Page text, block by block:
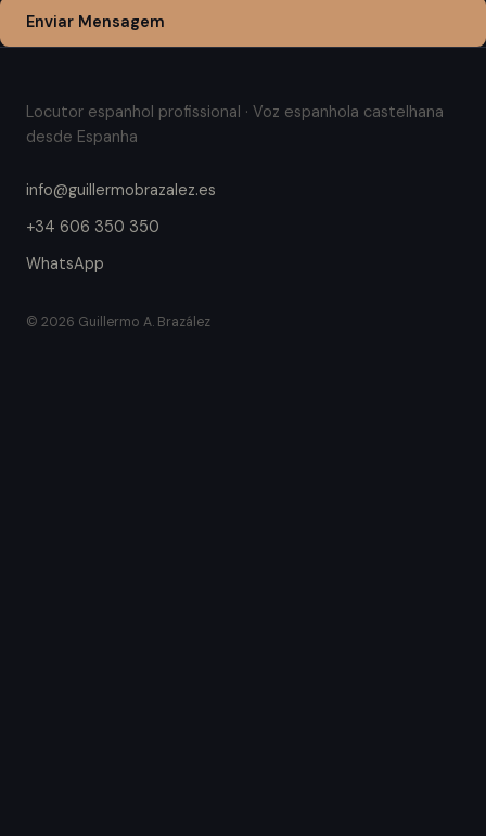
Enviar Mensagem
Locutor espanhol profissional · Voz espanhola castelhana
desde Espanha
info@guillermobrazalez.es
+34 606 350 350
WhatsApp
© 2026 Guillermo A. Brazález